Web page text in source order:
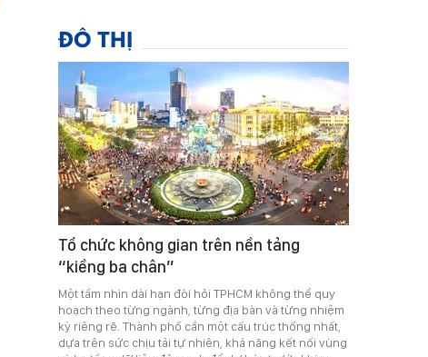
ĐÔ THỊ
Tổ chức không gian trên nền tảng
“kiềng ba chân”
Một tầm nhìn dài hạn đòi hỏi TPHCM không thể quy
hoạch theo từng ngành, từng địa bàn và từng nhiệm
kỳ riêng rẽ. Thành phố cần một cấu trúc thống nhất,
dựa trên sức chịu tải tự nhiên, khả năng kết nối vùng